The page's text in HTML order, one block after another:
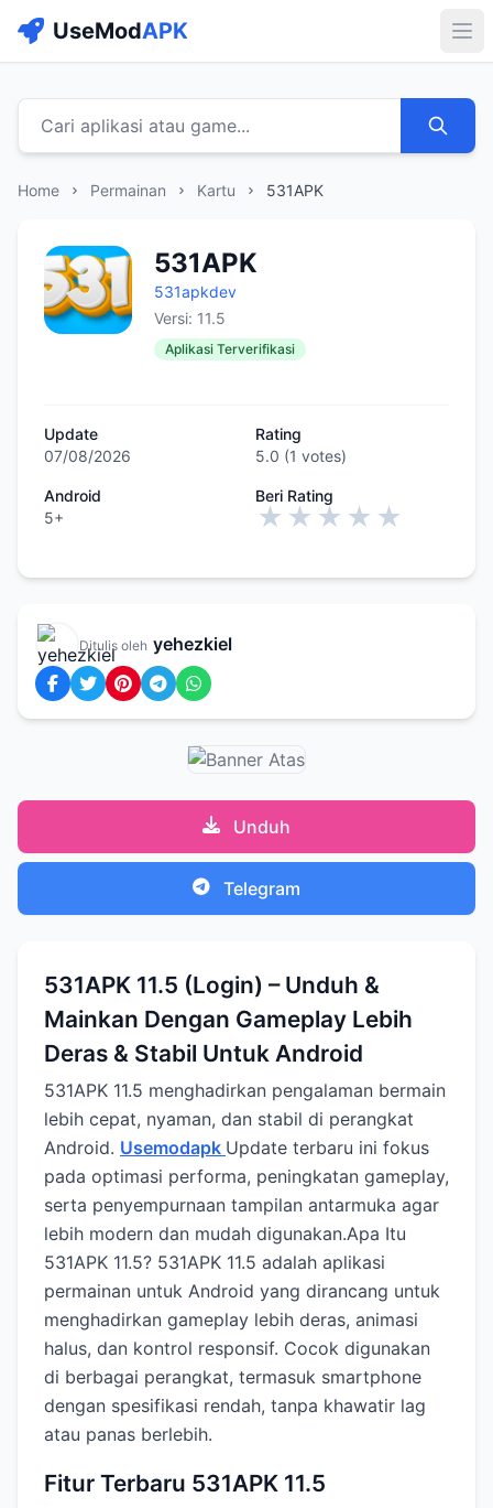
UseModAPK
Cari aplikasi atau game...
Home Permainan Kartu 531APK
531APK
531apkdev
Versi: 11.5
Aplikasi Terverifikasi
Update
07/08/2026
Rating
5.0 (1 votes)
Android
5+
Beri Rating
★
★
★
★
★
Ditulis oleh yehezkiel
Unduh
Telegram
531APK 11.5 (Login) – Unduh &
Mainkan Dengan Gameplay Lebih
Deras & Stabil Untuk Android
531APK 11.5 menghadirkan pengalaman bermain
lebih cepat, nyaman, dan stabil di perangkat
Android. Usemodapk Update terbaru ini fokus
pada optimasi performa, peningkatan gameplay,
serta penyempurnaan tampilan antarmuka agar
lebih modern dan mudah digunakan.Apa Itu
531APK 11.5? 531APK 11.5 adalah aplikasi
permainan untuk Android yang dirancang untuk
menghadirkan gameplay lebih deras, animasi
halus, dan kontrol responsif. Cocok digunakan
di berbagai perangkat, termasuk smartphone
dengan spesifikasi rendah, tanpa khawatir lag
atau panas berlebih.
Fitur Terbaru 531APK 11.5